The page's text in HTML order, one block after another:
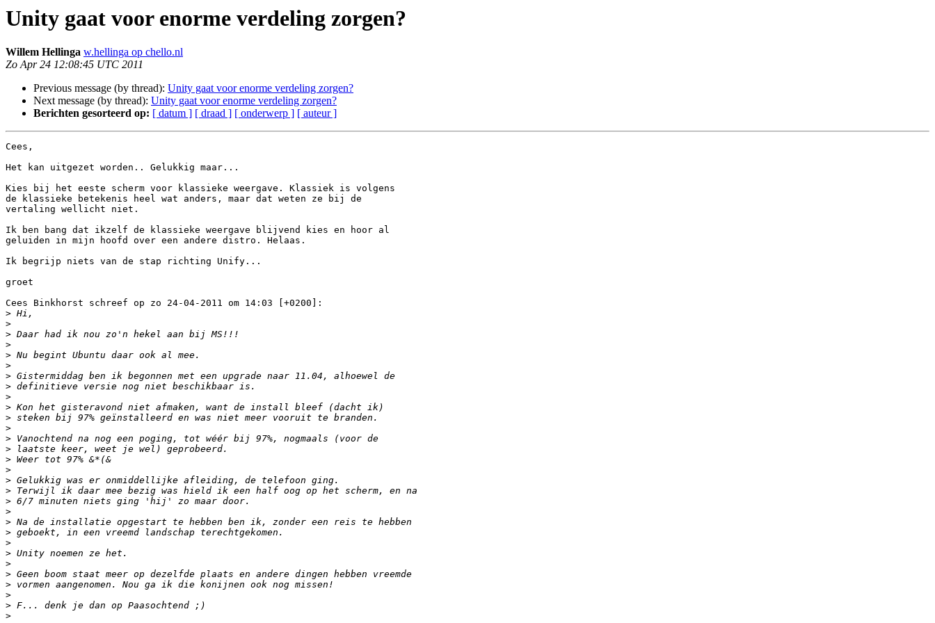
Unity gaat voor enorme verdeling zorgen?
Willem Hellinga w.hellinga op chello.nl
Zo Apr 24 12:08:45 UTC 2011
Previous message (by thread): Unity gaat voor enorme verdeling zorgen?
Next message (by thread): Unity gaat voor enorme verdeling zorgen?
Berichten gesorteerd op: [ datum ] [ draad ] [ onderwerp ] [ auteur ]
Cees,
Het kan uitgezet worden.. Gelukkig maar...
Kies bij het eeste scherm voor klassieke weergave. Klassiek is volgens
de klassieke betekenis heel wat anders, maar dat weten ze bij de
vertaling wellicht niet.
Ik ben bang dat ikzelf de klassieke weergave blijvend kies en hoor al
geluiden in mijn hoofd over een andere distro. Helaas.
Ik begrijp niets van de stap richting Unify...
groet
Cees Binkhorst schreef op zo 24-04-2011 om 14:03 [+0200]:
>
>
>
>
>
>
>
>
>
>
>
>
>
>
>
>
>
>
>
>
>
>
>
>
>
>
>
>
>
>